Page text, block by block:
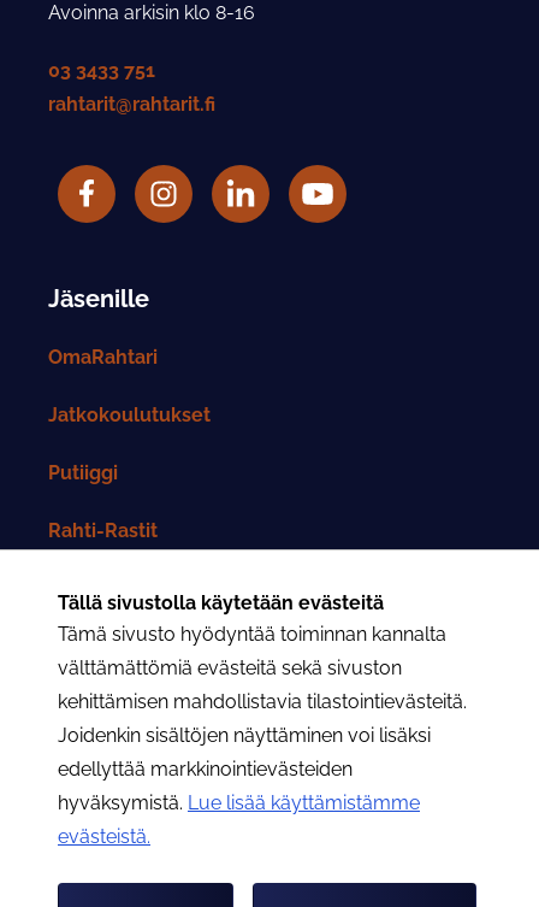
Tällä sivustolla käytetään evästeitä
Tämä sivusto hyödyntää toiminnan kannalta
välttämättömiä evästeitä sekä sivuston
kehittämisen mahdollistavia tilastointievästeitä.
Joidenkin sisältöjen näyttäminen voi lisäksi
edellyttää markkinointievästeiden
hyväksymistä. Lue lisää käyttämistämme
evästeistä.​​​​​​
Avoinna arkisin klo 8-16
03 3433 751
rahtarit@rahtarit.fi
FacebookRahtarit ry Instagram-tili
LinkedIn Rahtarit ry YouTube-tili
Jäsenille
OmaRahtari
Jatkokoulutukset
Putiiggi
Rahti-Rastit
Rahtarit-lehti
Yhteystiedot
Rahtarit ry:n yhteystiedot
Osastojen yhteystiedot
Hae